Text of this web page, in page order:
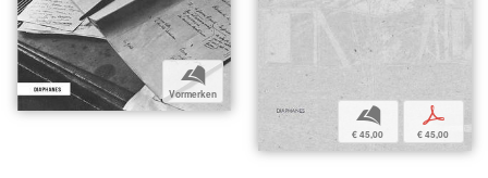
b
Vormerken
b
€ 45,00
p
€ 45,00